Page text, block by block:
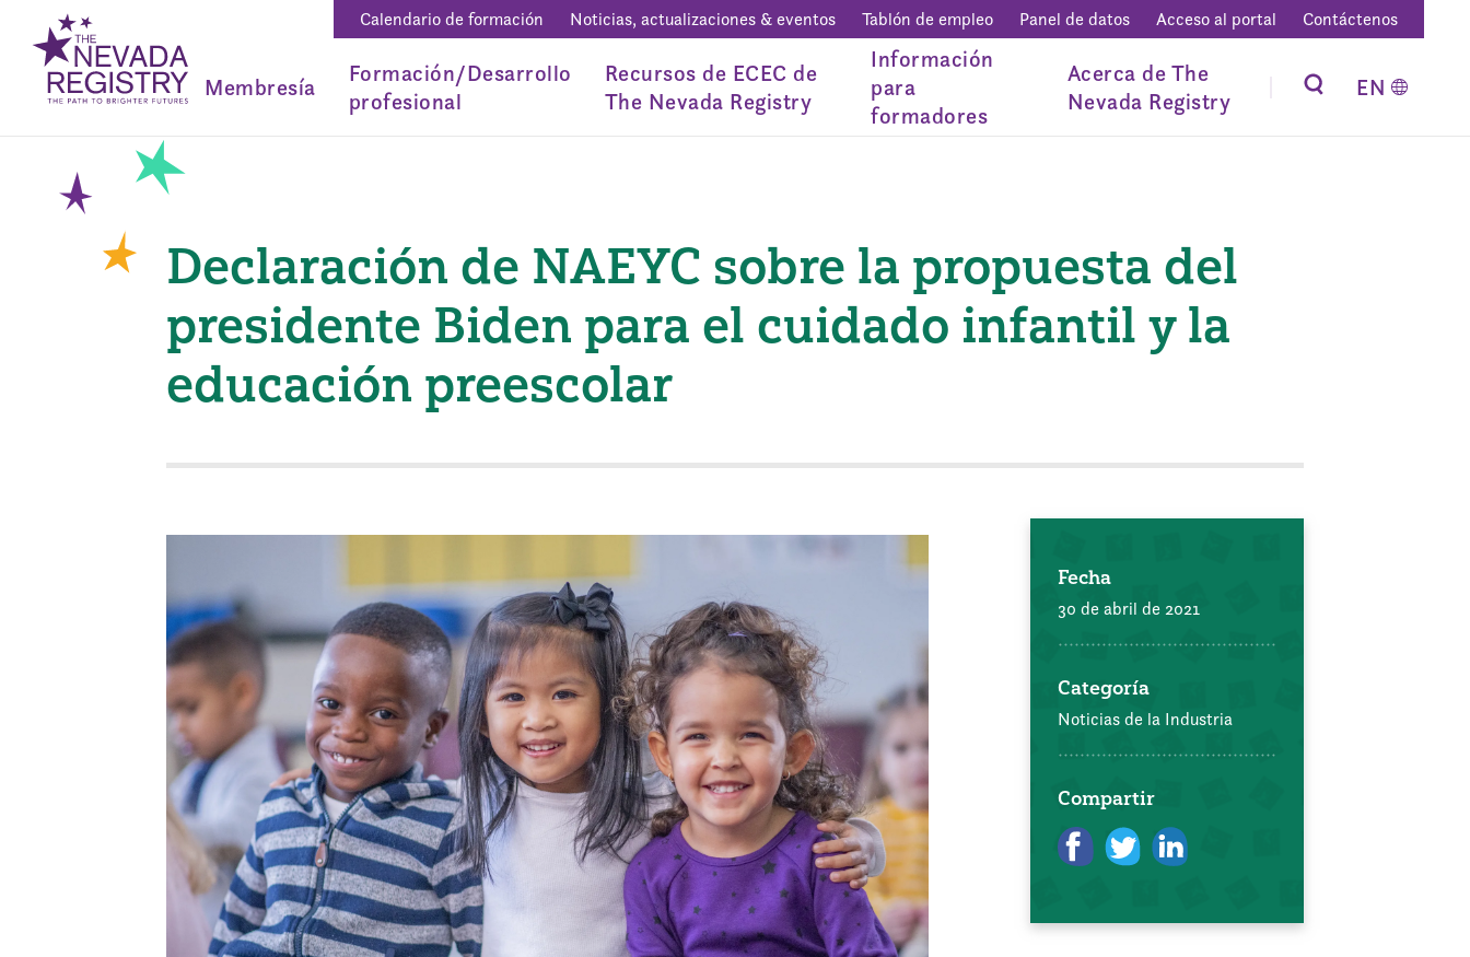
Calendario de formación Noticias, actualizaciones & eventos Tablón de empleo Panel de datos Acceso al portal Contáctenos
Membresía
Formación/Desarrollo
profesional
Recursos de ECEC de
The Nevada Registry
Información
para
formadores
Acerca de The
Nevada Registry
EN
Declaración de NAEYC sobre la propuesta del
presidente Biden para el cuidado infantil y la
educación preescolar
Fecha
30 de abril de 2021
Categoría
Noticias de la Industria
Compartir